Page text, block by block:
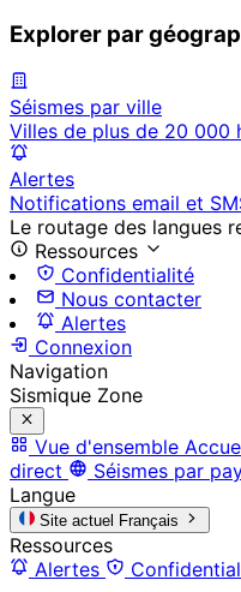
Explorer par
Séismes par ville
Villes de plus de 20 000
Alertes
Notifications email et
Le routage des langues
Ressources
Confidentialité
Nous contacter
Alertes
Connexion
Navigation
Sismique Zone
Vue d'ensemble
direct
Séismes par
Langue
Site actuel Français
Ressources
Alertes